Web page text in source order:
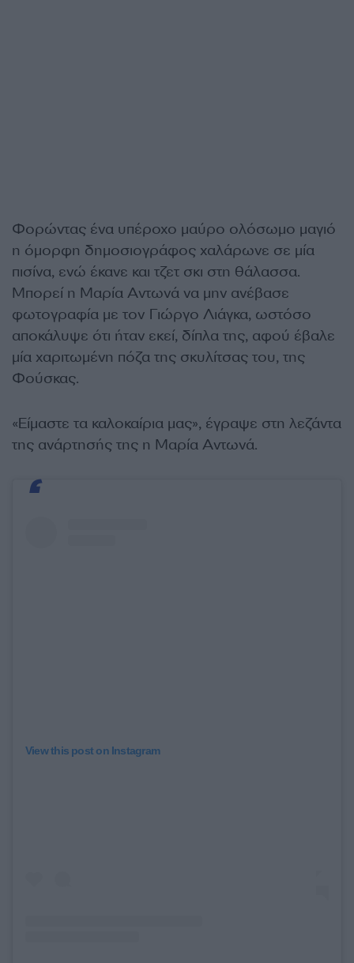
Φορώντας ένα υπέροχο μαύρο ολόσωμο μαγιό
η όμορφη δημοσιογράφος χαλάρωνε σε μία
πισίνα, ενώ έκανε και τζετ σκι στη θάλασσα.
Μπορεί η Μαρία Αντωνά να μην ανέβασε
φωτογραφία με τον Γιώργο Λιάγκα, ωστόσο
αποκάλυψε ότι ήταν εκεί, δίπλα της, αφού έβαλε
μία χαριτωμένη πόζα της σκυλίτσας του, της
Φούσκας.
«Είμαστε τα καλοκαίρια μας», έγραψε στη λεζάντα
της ανάρτησής της η Μαρία Αντωνά.
View this post on Instagram